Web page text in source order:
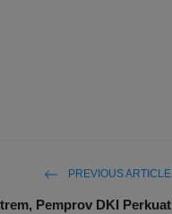
PREVIOUS ARTICLE
Pemprov DKI Perkuat